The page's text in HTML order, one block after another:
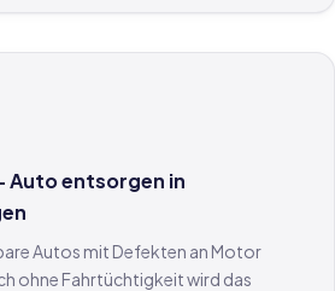
Auto entsorgen in
Autos mit Defekten an Motor
ohne Fahrtüchtigkeit wird das